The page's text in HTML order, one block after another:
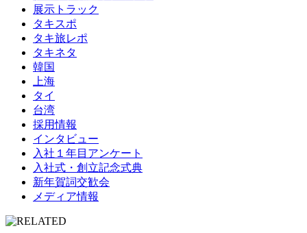
展示トラック
タキスポ
タキ旅レポ
タキネタ
韓国
上海
タイ
台湾
採用情報
インタビュー
入社１年目アンケート
入社式・創立記念式典
新年賀詞交歓会
メディア情報